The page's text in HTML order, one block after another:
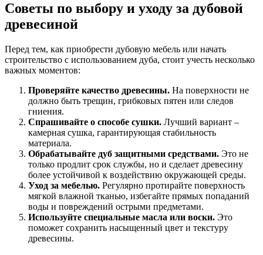
Советы по выбору и уходу за дубовой
древесиной
Перед тем, как приобрести дубовую мебель или начать
строительство с использованием дуба, стоит учесть несколько
важных моментов:
Проверяйте качество древесины. На поверхности не
должно быть трещин, грибковых пятен или следов
гниения.
Спрашивайте о способе сушки. Лучший вариант –
камерная сушка, гарантирующая стабильность
материала.
Обрабатывайте дуб защитными средствами. Это не
только продлит срок службы, но и сделает древесину
более устойчивой к воздействию окружающей среды.
Уход за мебелью. Регулярно протирайте поверхность
мягкой влажной тканью, избегайте прямых попаданий
воды и повреждений острыми предметами.
Используйте специальные масла или воски. Это
поможет сохранить насыщенный цвет и текстуру
древесины.